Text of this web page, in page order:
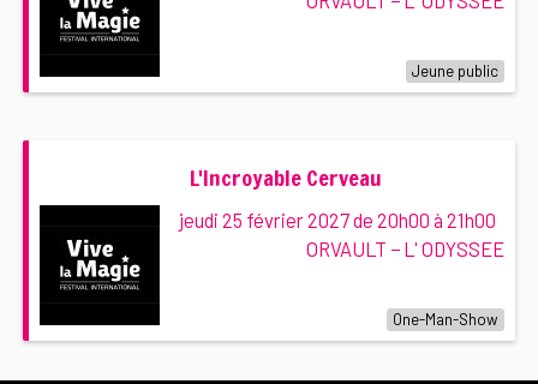
Jeune public
L'Incroyable Cerveau
jeudi 25 février 2027 de 20h00 à 21h00
ORVAULT − L' ODYSSEE
One-Man-Show